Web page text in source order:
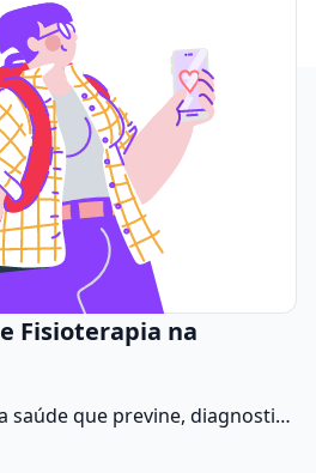
Fisioterapia na
saúde que previne, diagnostica